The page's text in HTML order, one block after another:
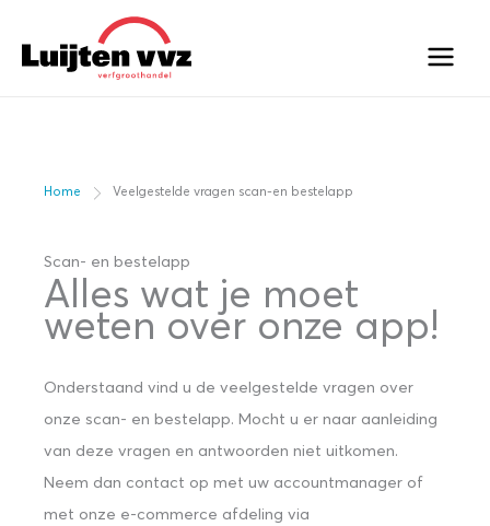
naar
Home Veelgestelde vragen scan-en bestelapp
Scan- en bestelapp
Alles wat je moet
weten over onze app!
Onderstaand vind u de veelgestelde vragen over
onze scan- en bestelapp. Mocht u er naar aanleiding
van deze vragen en antwoorden niet uitkomen.
Neem dan contact op met uw accountmanager of
met onze e-commerce afdeling via